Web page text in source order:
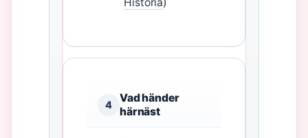
4
Vad händer
härnäst